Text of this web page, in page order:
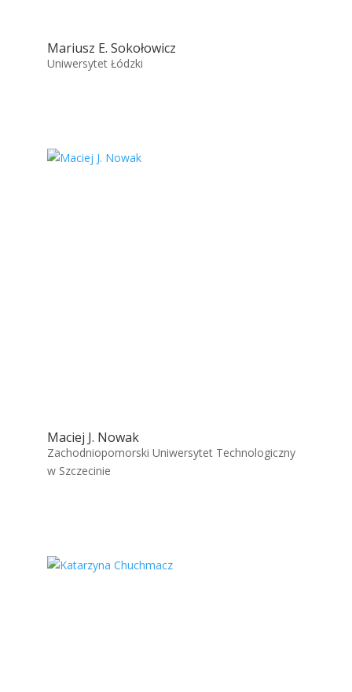
Mariusz E. Sokołowicz
Uniwersytet Łódzki
Maciej J. Nowak
Zachodniopomorski Uniwersytet Technologiczny
w Szczecinie